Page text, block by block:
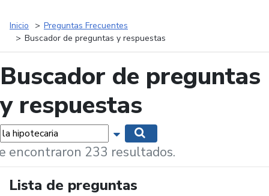
Inicio
Preguntas Frecuentes
Buscador de preguntas y respuestas
Buscador de preguntas
y respuestas
Mostrar opciones de búsqueda
encontraron 233 resultados.
Lista de preguntas